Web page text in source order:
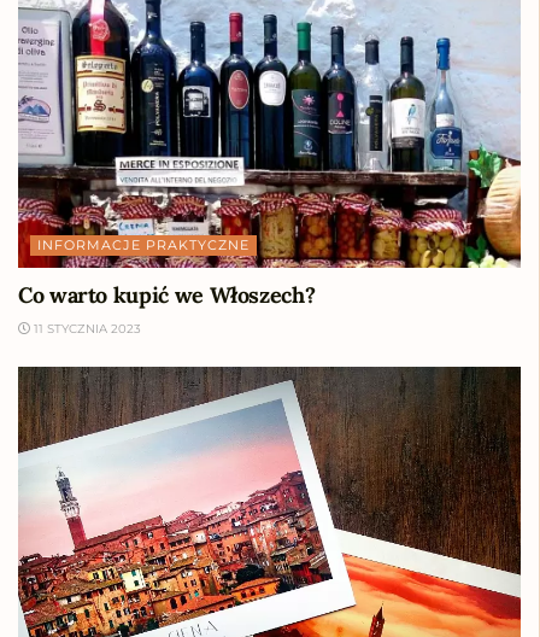
INFORMACJE PRAKTYCZNE
Co warto kupić we Włoszech?
11 STYCZNIA 2023